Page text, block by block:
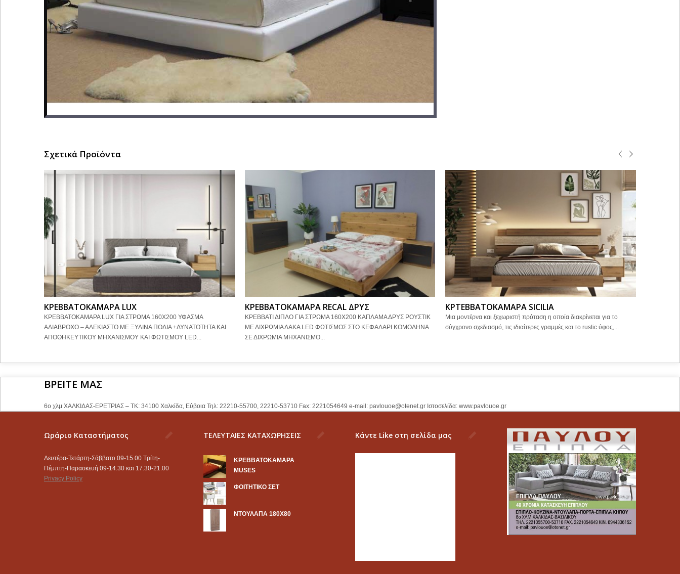
Σχετικά Προϊόντα
ΚΡΕΒΒΑΤΟΚΑΜΑΡΑ LUX
ΚΡΕΒΒΑΤΟΚΑΜΑΡΑ LUX ΓΙΑ ΣΤΡΩΜΑ 160Χ200 ΥΦΑΣΜΑ
ΑΔΙΑΒΡΟΧΟ – ΑΛΕΚΙΑΣΤΟ ΜΕ ΞΥΛΙΝΑ ΠΟΔΙΑ +ΔΥΝΑΤΟΤΗΤΑ ΚΑΙ
ΑΠΟΘΗΚΕΥΤΙΚΟΥ ΜΗΧΑΝΙΣΜΟΥ ΚΑΙ ΦΩΤΙΣΜΟΥ LED...
ΚΡΕΒΒΑΤΟΚΑΜΑΡΑ RECAL ΔΡΥΣ
ΚΡΕΒΒΑΤΙ ΔΙΠΛΟ ΓΙΑ ΣΤΡΩΜΑ 160Χ200 ΚΑΠΛΑΜΑ ΔΡΥΣ ΡΟΥΣΤΙΚ
ΜΕ ΔΙΧΡΩΜΙΑ ΛΑΚΑ LED ΦΩΤΙΣΜΟΣ ΣΤΟ ΚΕΦΑΛΑΡΙ ΚΟΜΟΔΗΝΑ
ΣΕ ΔΙΧΡΩΜΙΑ ΜΗΧΑΝΙΣΜΟ...
ΚΡΤΕΒΒΑΤΟΚΑΜΑΡΑ SICILIA
Μια μοντέρνα και ξεχωριστή πρόταση η οποία διακρίνεται για το
σύγχρονο σχεδιασμό, τις ιδιαίτερες γραμμές και το rustic ύφος,...
ΒΡΕΙΤΕ ΜΑΣ
6ο χλμ ΧΑΛΚΙΔΑΣ-ΕΡΕΤΡΙΑΣ – ΤΚ: 34100 Χαλκίδα, Εύβοια Τηλ: 22210-55700, 22210-53710 Fax: 2221054649 e-mail: pavlouoe@otenet.gr Ιστοσελίδα: www.pavlouoe.gr
Ωράριο Καταστήματος
Δευτέρα-Τετάρτη-Σάββατο 09-15.00 Τρίτη-
Πέμπτη-Παρασκευή 09-14.30 και 17.30-21.00
Privacy Policy
ΤΕΛΕΥΤΑΙΕΣ ΚΑΤΑΧΩΡΗΣΕΙΣ
KΡΕΒΒΑΤΟΚΑΜΑΡΑ
MUSES
ΦΟΙΤΗΤΙΚΟ ΣΕΤ
ΝΤΟΥΛΑΠΑ 180Χ80
Κάντε Like στη σελίδα μας